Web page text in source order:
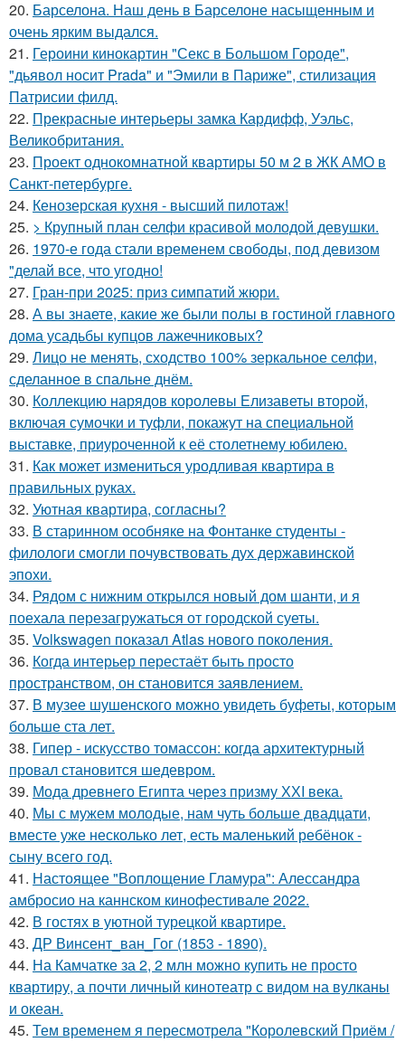
20. Барселона. Наш день в Барселоне насыщенным и
очень ярким выдался.
21. Героини кинокартин "Секс в Большом Городе",
"дьявол носит Prada" и "Эмили в Париже", стилизация
Патрисии филд.
22. Прекрасные интерьеры замка Кардифф, Уэльс,
Великобритания.
23. Проект однокомнатной квартиры 50 м 2 в ЖК АМО в
Санкт-петербурге.
24. Кенозерская кухня - высший пилотаж!
25. > Крупный план селфи красивой молодой девушки.
26. 1970-е года стали временем свободы, под девизом
"делай все, что угодно!
27. Гран-при 2025: приз симпатий жюри.
28. А вы знаете, какие же были полы в гостиной главного
дома усадьбы купцов лажечниковых?
29. Лицо не менять, сходство 100% зеркальное селфи,
сделанное в спальне днём.
30. Коллекцию нарядов королевы Елизаветы второй,
включая сумочки и туфли, покажут на специальной
выставке, приуроченной к её столетнему юбилею.
31. Как может измениться уродливая квартира в
правильных руках.
32. Уютная квартира, согласны?
33. В старинном особняке на Фонтанке студенты -
филологи смогли почувствовать дух державинской
эпохи.
34. Рядом с нижним открылся новый дом шанти, и я
поехала перезагружаться от городской суеты.
35. Volkswagen показал Atlas нового поколения.
36. Когда интерьер перестаёт быть просто
пространством, он становится заявлением.
37. В музее шушенского можно увидеть буфеты, которым
больше ста лет.
38. Гипер - искусство томассон: когда архитектурный
провал становится шедевром.
39. Мода древнего Египта через призму ХХI века.
40. Мы с мужем молодые, нам чуть больше двадцати,
вместе уже несколько лет, есть маленький ребёнок -
сыну всего год.
41. Настоящее "Воплощение Гламура": Алессандра
амбросио на каннском кинофестивале 2022.
42. В гостях в уютной турецкой квартире.
43. ДР Винсент_ван_Гог (1853 - 1890).
44. На Камчатке за 2, 2 млн можно купить не просто
квартиру, а почти личный кинотеатр с видом на вулканы
и океан.
45. Тем временем я пересмотрела "Королевский Приём /